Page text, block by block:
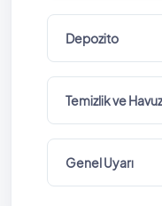
Depozito
Temizlik ve
Genel Uyarı